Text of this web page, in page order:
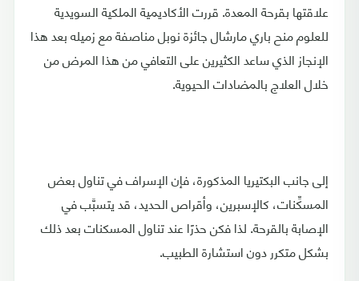
علاقتها بقرحة المعدة. قررت الأكاديمية الملكية السويدية
للعلوم منح باري مارشال جائزة نوبل مناصفة مع زميله بعد هذا
الإنجاز الذي ساعد الكثيرين على التعافي من هذا المرض من
خلال العلاج بالمضادات الحيوية.
إلى جانب البكتيريا المذكورة، فإن الإسراف في تناول بعض
المسكِّنات، كالإسبرين، وأقراص الحديد، قد يتسبَّب في
الإصابة بالقرحة. لذا فكن حذرًا عند تناول المسكنات بعد ذلك
بشكل متكرر دون استشارة الطبيب.